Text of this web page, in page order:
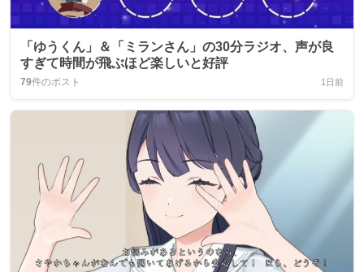
「ゆうくん」＆「ミランさん」の30分ラジオ、声が良
すぎて時間が飛ぶほど楽しいと好評
79件のポスト 1日前